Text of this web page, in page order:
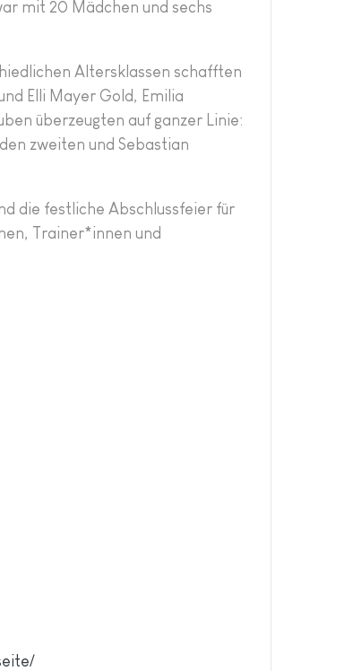
mit 20 Mädchen und sechs
Altersklassen schafften
Elli Mayer Gold, Emilia
überzeugten auf ganzer Linie:
zweiten und Sebastian
die festliche Abschlussfeier für
Trainer*innen und